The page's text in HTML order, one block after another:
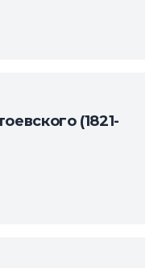
(1821-